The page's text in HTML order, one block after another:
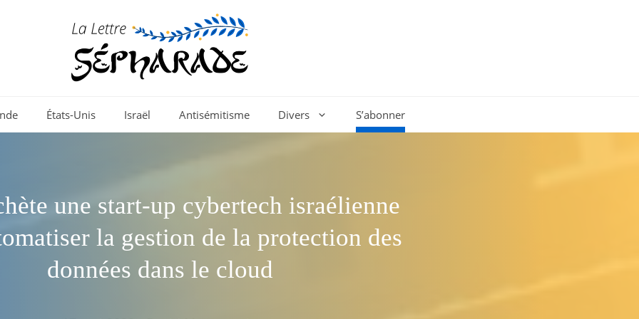
États-Unis Israël Antisémitisme Divers S’abonner
une start-up cybertech israélienne
la gestion de la protection des
données dans le cloud